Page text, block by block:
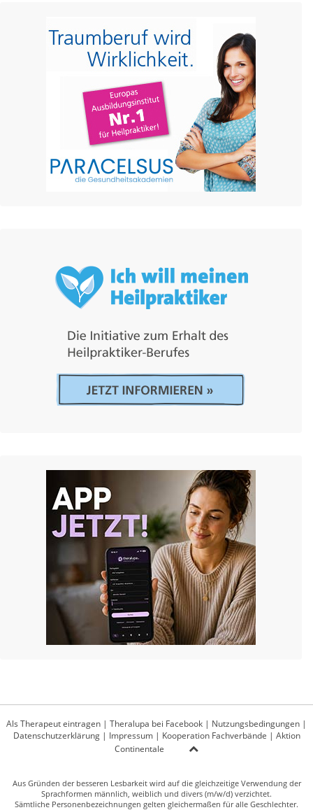
Als Therapeut eintragen | Theralupa bei Facebook | Nutzungsbedingungen |
Datenschutzerklärung| Impressum| Kooperation Fachverbände | Aktion
Continentale
Aus Gründen der besseren Lesbarkeit wird auf die gleichzeitige Verwendung der
Sprachformen männlich, weiblich und divers (m/w/d) verzichtet.
Sämtliche Personenbezeichnungen gelten gleichermaßen für alle Geschlechter.